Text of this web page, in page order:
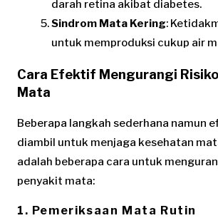
darah retina akibat diabetes.
Sindrom Mata Kering:
untuk memproduksi cukup air
Cara Efektif Mengurangi
Mata
Beberapa langkah sederhana namun
diambil untuk menjaga kesehatan
adalah beberapa cara untuk
penyakit mata:
1. Pemeriksaan Mata Rutin